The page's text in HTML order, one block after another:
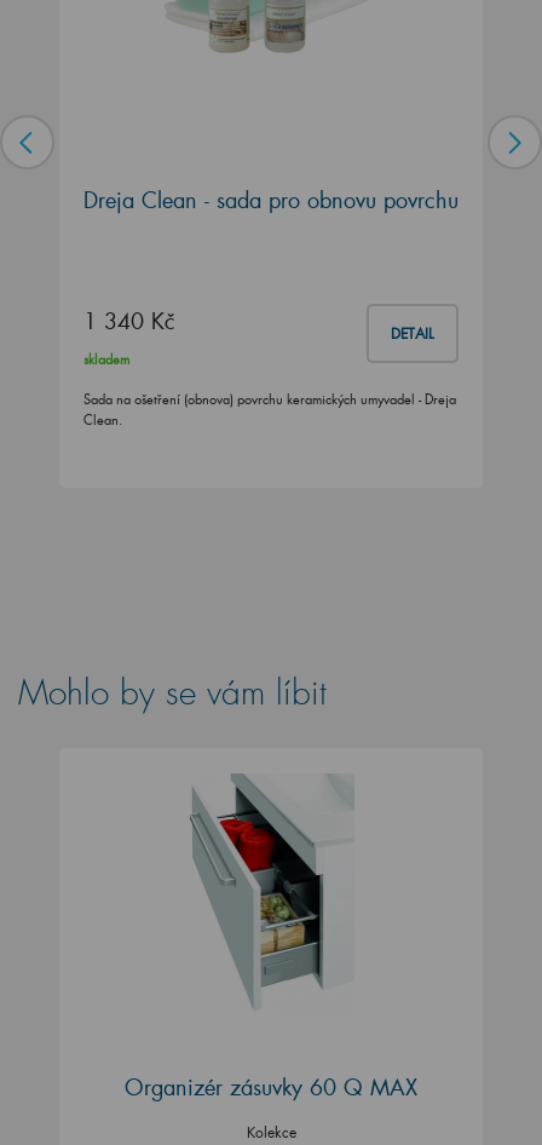
Dreja Clean - sada pro obnovu povrchu
1 340 Kč DETAIL
skladem
Sada na ošetření (obnova) povrchu keramických umyvadel - Dreja
Clean.
Mohlo by se vám líbit
Organizér zásuvky 60 Q MAX
Kolekce